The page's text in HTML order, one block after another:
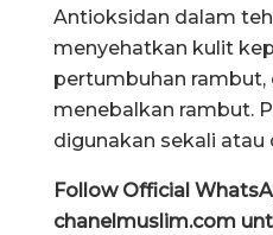
Antioksidan dalam
menyehatkan kulit
pertumbuhan
menebalkan rambut.
digunakan sekali atau
Follow Official
chanelmuslim.com